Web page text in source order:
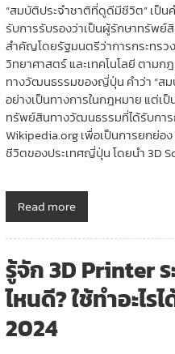
“สมบัติประจำชาติที่ดูดีมีชีวิต” เป็
รับการรับรองว่าเป็นผู้รักษาทรัพ
สำคัญโดยรัฐมนตรีว่าการกระทร
วิทยาศาสตร์ และเทคโนโลยี ตาม
ทางวัฒนธรรมของญี่ปุ่น คำว่า “ส
อย่างเป็นทางการในกฎหมาย แต่เ
ทรัพย์สินทางวัฒนธรรมที่ได้รับกา
Wikipedia.org เพื่อเป็นการยกย่
ชีวิตของประเทศญี่ปุ่น โดยนำ 3D
Read more
รู้จัก 3D Printer
ไหนดี? ใช้ทำอะไ
2024